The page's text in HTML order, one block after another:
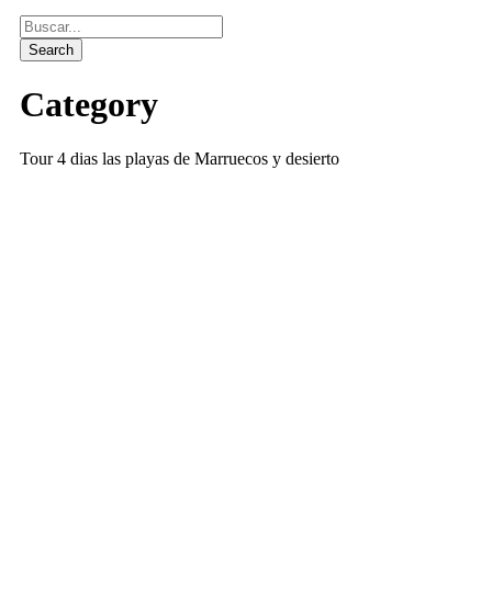
Category
Tour 4 dias las playas de Marruecos y desierto